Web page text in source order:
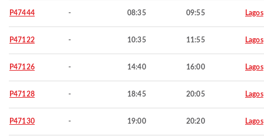
P47444 - 08:35 09:55 Lagos
P47122 - 10:35 11:55 Lagos
P47126 - 14:40 16:00 Lagos
P47128 - 18:45 20:05 Lagos
P47130 - 19:00 20:20 Lagos